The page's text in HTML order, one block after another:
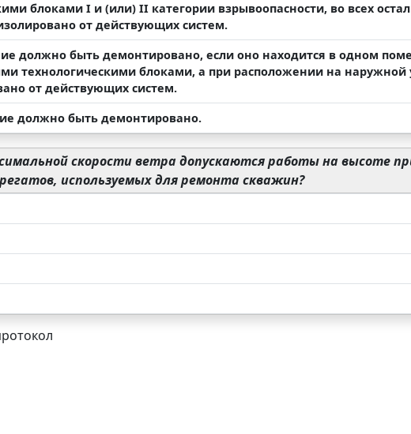
блоками I и (или) II категории взрывоопасности, во всех
от действующих систем.
должно быть демонтировано, если оно находится в одном
технологическими блоками, а при расположении на наружной
от действующих систем.
должно быть демонтировано.
скорости ветра допускаются работы на высоте
используемых для ремонта скважин?